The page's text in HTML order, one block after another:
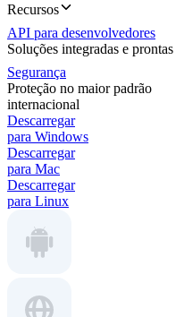
Recursos
API para desenvolvedores
Soluções integradas e prontas
Segurança
Proteção no maior padrão
internacional
Descarregar
para Windows
Descarregar
para Mac
Descarregar
para Linux